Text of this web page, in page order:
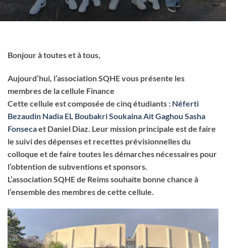
Bonjour à toutes et à tous,
Aujourd’hui, l’association SQHE vous présente les
membres de la cellule Finance
Cette cellule est composée de cinq étudiants : Néferti
Bezaudin Nadia EL BoubakriSoukaina Ait Gaghou Sasha
Fonsecaet Daniel Diaz. Leur mission principale est de faire
le suivi des dépenses et recettes prévisionnelles du
colloque et de faire toutes les démarches nécessaires pour
l’obtention de subventions et sponsors.
L’association SQHE de Reims souhaite bonne chance à
l’ensemble des membres de cette cellule.